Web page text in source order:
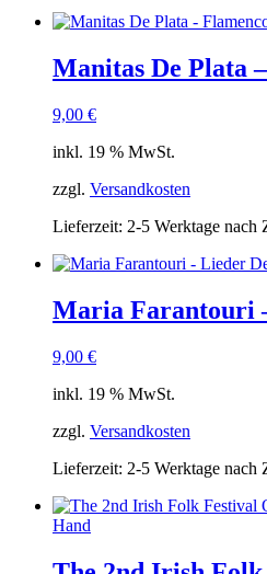
Manitas De Plata
9,00 €
inkl. 19 % MwSt.
zzgl. Versandkosten
Lieferzeit: 2-5 Werktage nach
Maria Farantouri
9,00 €
inkl. 19 % MwSt.
zzgl. Versandkosten
Lieferzeit: 2-5 Werktage nach
Hand